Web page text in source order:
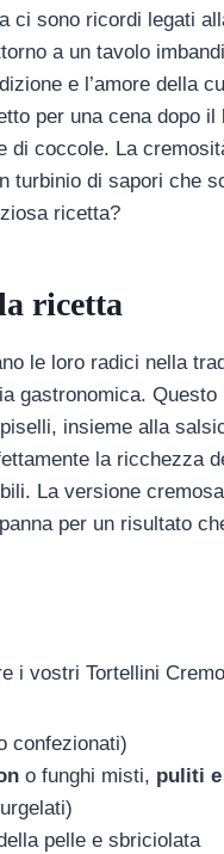
ci sono ricordi legati
a un tavolo
e l’amore della
per una cena dopo
di coccole. La
turbinio di sapori che
ricetta?
ricetta
le loro radici nella
gastronomica.
insieme alla
la ricchezza
La versione
per un risultato
i vostri Tortellini
confezionati)
o funghi misti, puliti
pelle e sbriciolata